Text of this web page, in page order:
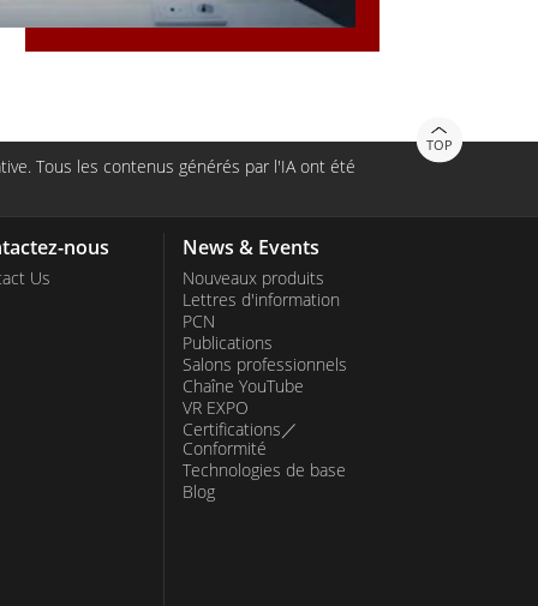
TOP
Tous les contenus générés par l'IA ont été
nous
Us
News & Events
Nouveaux produits
Lettres d'information
PCN
Publications
Salons professionnels
Chaîne YouTube
VR EXPO
Certifications／
Conformité
Technologies de base
Blog